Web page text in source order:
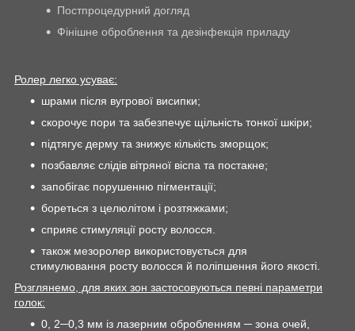
Постпроцедурний догляд
Фінішне оброблення та дезінфекція приладу
Ролер легко усуває:
шрами після вугрової висипки;
скорочує пори та забезпечує щільність тонкої шкіри;
підтягує дерму та знижує кількість зморщок;
позбавляє слідів вітряної віспа та постакне;
запобігає порушенню пігментації;
бореться з целюлітом і розтяжками;
сприяє стимуляції росту волосся.
також мезоролер використовується для
стимулювання росту волосся й поліпшення його якості.
Розглянемо, для яких зон застосовуються певні параметри
голок:
0, 2─0,3 мм із лазерним обробленням ─ зона очей,